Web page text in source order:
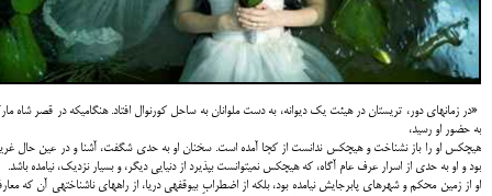
«در زمانهای دور، تریستان در هیئت یک دیوانه، به دست ملوانان به ساحل کورنوال افتاد. هنگامیکه در قصر شاه
به حضور او رسید،
هیچکس او را باز نشناخت و هیچکس ندانست از کجا آمده است. سخنان او به حدی شگفت، آشنا و در عین حال
بود و او به حدی از اسرار عرف عام آگاه، که هیچکس نمیتوانست بپذیرد از دنیایی دیگر، و بسیار نزدیک، نیامده باشد.
او از زمین محکم و شهرهای پابرجایش نیامده بود، بلکه از اضطرابِ بیوقفهی دریا، از راههای ناشناختهی آن که